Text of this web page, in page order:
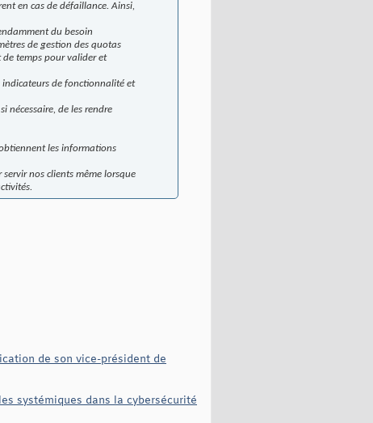
en cas de défaillance. Ainsi,
du besoin
de gestion des quotas
temps pour valider et
indicateurs de fonctionnalité et
nécessaire, de les rendre
les informations
nos clients même lorsque
de son vice-président de
systémiques dans la cybersécurité